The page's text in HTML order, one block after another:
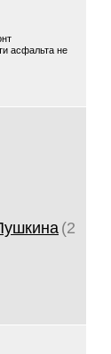
асфальта не
(2